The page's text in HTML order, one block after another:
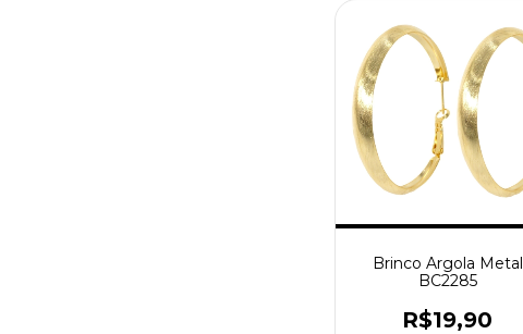
Brinco Argola Metal
BC2285
R$19,90